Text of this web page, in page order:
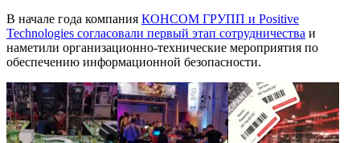
В начале года компания КОНСОМ ГРУПП и Positive
Technologies согласовали первый этап сотрудничества и
наметили организационно-технические мероприятия по
обеспечению информационной безопасности.